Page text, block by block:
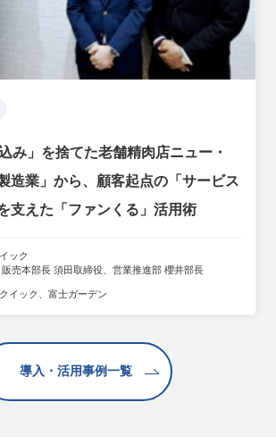
み」を捨てた老舗精肉店ニュー・
造業」から、顧客起点の「サービス
支えた「ファンくる」活用術
ック
売本部長 須田取締役、営業推進部 櫻井部長
イック、富士ガーデン
導入・活用事例一覧